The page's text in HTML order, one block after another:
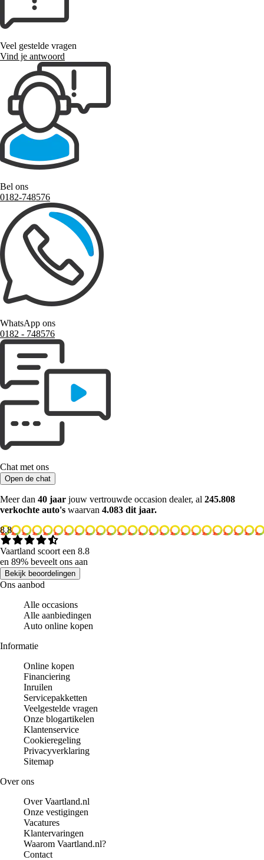
Veel gestelde vragen
Vind je antwoord
Bel ons
0182-748576
WhatsApp ons
0182 ‑ 748576
Chat met ons
Open de chat
Meer dan 40 jaar jouw vertrouwde occasion dealer, al 245.808
verkochte auto's waarvan 4.083 dit jaar.
8.8
Vaartland scoort een 8.8
en 89% beveelt ons aan
Bekijk beoordelingen
Ons aanbod
Alle occasions
Alle aanbiedingen
Auto online kopen
Informatie
Online kopen
Financiering
Inruilen
Servicepakketten
Veelgestelde vragen
Onze blogartikelen
Klantenservice
Cookieregeling
Privacyverklaring
Sitemap
Over ons
Over Vaartland.nl
Onze vestigingen
Vacatures
Klantervaringen
Waarom Vaartland.nl?
Contact